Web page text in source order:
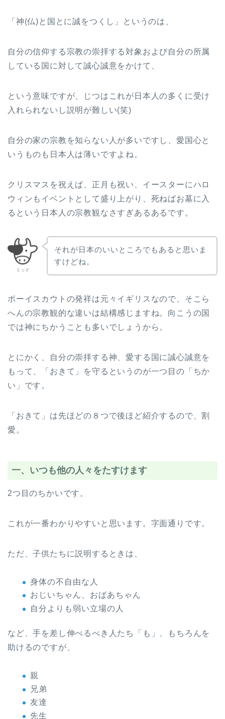
「神(仏)と国とに誠をつくし」というのは、
自分の信仰する宗教の崇拝する対象および自分の所属
している国に対して誠心誠意をかけて、
という意味ですが、じつはこれが日本人の多くに受け
入れられないし説明が難しい(笑)
自分の家の宗教を知らない人が多いですし、愛国心と
いうものも日本人は薄いですよね。
クリスマスを祝えば、正月も祝い、イースターにハロ
ウィンもイベントとして盛り上がり、死ねばお墓に入
るという日本人の宗教観なさすぎあるあるです。
ミッド
それが日本のいいところでもあると思いま
すけどね。
ボーイスカウトの発祥は元々イギリスなので、そこら
へんの宗教観的な違いは結構感じますね。向こうの国
では神にちかうことも多いでしょうから。
とにかく、自分の崇拝する神、愛する国に誠心誠意を
もって、「おきて」を守るというのが一つ目の「ちか
い」です。
「おきて」は先ほどの８つで後ほど紹介するので、割
愛。
一、いつも他の人々をたすけます
2つ目のちかいです。
これが一番わかりやすいと思います。字面通りです。
ただ、子供たちに説明するときは、
身体の不自由な人
おじいちゃん、おばあちゃん
自分よりも弱い立場の人
など、手を差し伸べるべき人たち「も」、もちろんを
助けるのですが、
親
兄弟
友達
先生